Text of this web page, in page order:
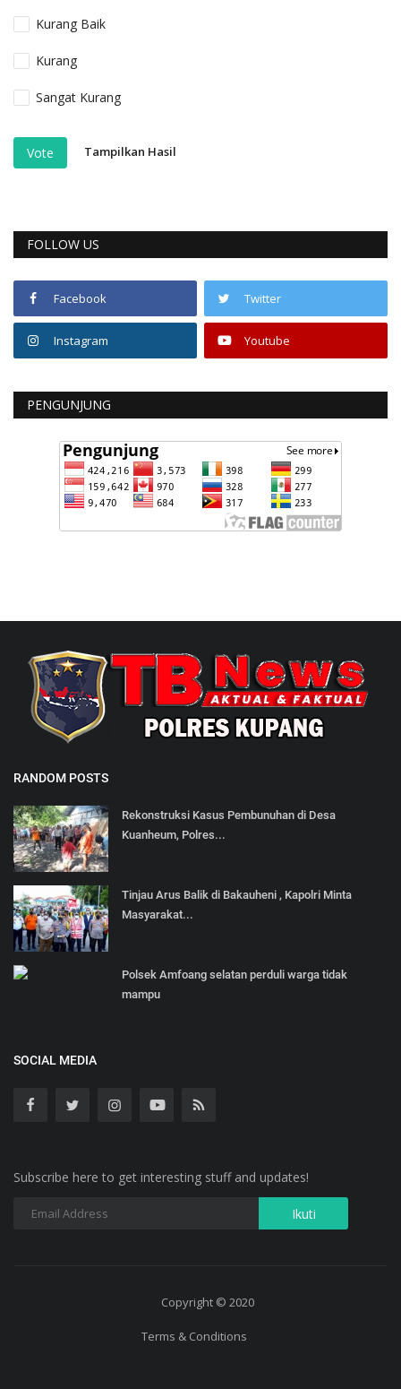
Kurang Baik
Kurang
Sangat Kurang
Vote Tampilkan Hasil
FOLLOW US
Facebook Twitter
Instagram Youtube
PENGUNJUNG
RANDOM POSTS
Rekonstruksi Kasus Pembunuhan di Desa
Kuanheum, Polres...
Tinjau Arus Balik di Bakauheni , Kapolri Minta
Masyarakat...
Polsek Amfoang selatan perduli warga tidak
mampu
SOCIAL MEDIA
Subscribe here to get interesting stuff and updates!
Copyright © 2020
Terms & Conditions